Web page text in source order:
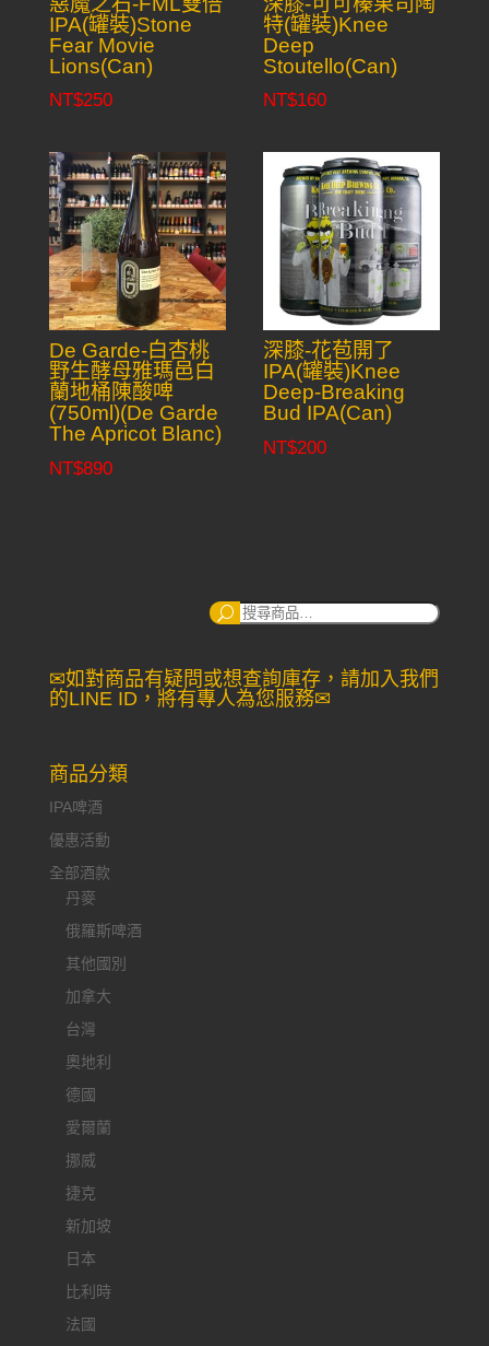
IPA(罐裝)Stone
Fear Movie
Lions(Can)
NT$250
特(罐裝)Knee
Deep
Stoutello(Can)
NT$160
De Garde-白杏桃
野生酵母雅瑪邑白
蘭地桶陳酸啤
(750ml)(De Garde
The Apricot Blanc)
NT$890
深膝-花苞開了
IPA(罐裝)Knee
Deep-Breaking
Bud IPA(Can)
NT$200
搜
✉如對商品有疑問或想查詢庫存，請加入我們
的LINE ID，將有專人為您服務✉
商品分類
IPA啤酒
優惠活動
全部酒款
丹麥
俄羅斯啤酒
其他國別
加拿大
台灣
奧地利
德國
愛爾蘭
挪威
捷克
新加坡
日本
比利時
法國